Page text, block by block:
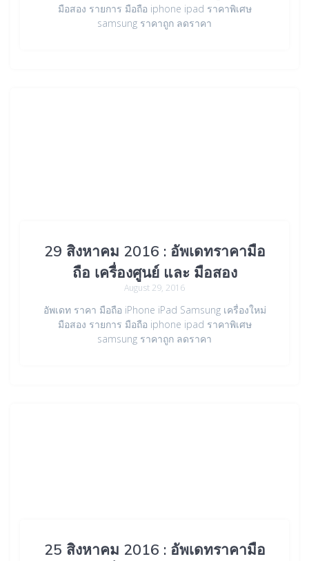
มือสอง รายการ มือถือ iphone ipad ราคาพิเศษ
samsung ราคาถูก ลดราคา
29 สิงหาคม 2016 : อัพเดทราคามือ
ถือ เครื่องศูนย์ และ มือสอง
August 29, 2016
อัพเดท ราคา มือถือ iPhone iPad Samsung เครื่องใหม่
มือสอง รายการ มือถือ iphone ipad ราคาพิเศษ
samsung ราคาถูก ลดราคา
25 สิงหาคม 2016 : อัพเดทราคามือ